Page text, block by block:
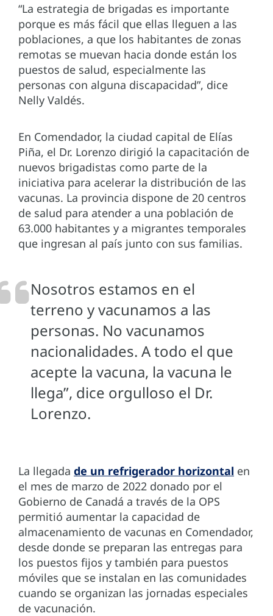
“La estrategia de brigadas es importante
porque es más fácil que ellas lleguen a las
poblaciones, a que los habitantes de zonas
remotas se muevan hacia donde están los
puestos de salud, especialmente las
personas con alguna discapacidad”, dice
Nelly Valdés.
En Comendador, la ciudad capital de Elías
Piña, el Dr. Lorenzo dirigió la capacitación de
nuevos brigadistas como parte de la
iniciativa para acelerar la distribución de las
vacunas. La provincia dispone de 20 centros
de salud para atender a una población de
63.000 habitantes y a migrantes temporales
que ingresan al país junto con sus familias.
Nosotros estamos en el
terreno y vacunamos a las
personas. No vacunamos
nacionalidades. A todo el que
acepte la vacuna, la vacuna le
llega”, dice orgulloso el Dr.
Lorenzo.
La llegada de un refrigerador horizontal en
el mes de marzo de 2022 donado por el
Gobierno de Canadá a través de la OPS
permitió aumentar la capacidad de
almacenamiento de vacunas en Comendador,
desde donde se preparan las entregas para
los puestos fijos y también para puestos
móviles que se instalan en las comunidades
cuando se organizan las jornadas especiales
de vacunación.